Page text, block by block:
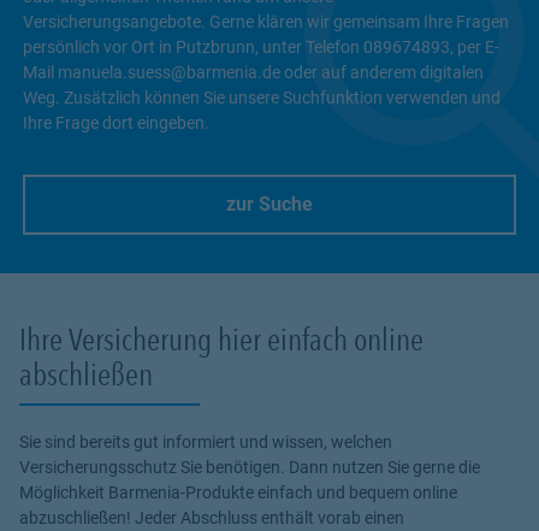
Versicherungsangebote. Gerne klären wir gemeinsam Ihre Fragen
persönlich vor Ort in Putzbrunn, unter Telefon 089674893, per E-
Mail manuela.suess@barmenia.de oder auf anderem digitalen
Weg. Zusätzlich können Sie unsere Suchfunktion verwenden und
Ihre Frage dort eingeben.
zur Suche
Ihre Versicherung hier einfach online
abschließen
Sie sind bereits gut informiert und wissen, welchen
Versicherungsschutz Sie benötigen. Dann nutzen Sie gerne die
Möglichkeit Barmenia-Produkte einfach und bequem online
abzuschließen! Jeder Abschluss enthält vorab einen